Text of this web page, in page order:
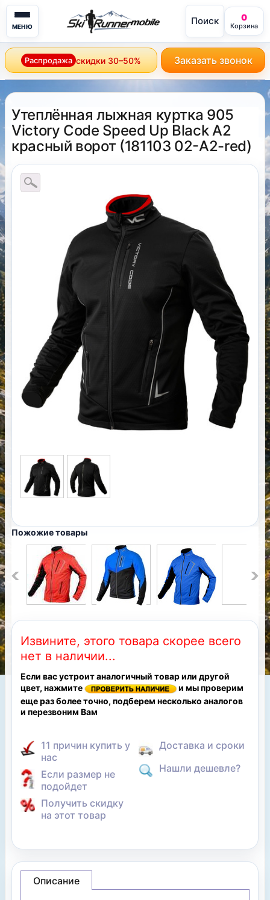
МЕНЮ mobile Поиск 0
Корзина
Распродажа скидки 30–50% Заказать звонок
Утеплённая лыжная куртка 905
Victory Code Speed Up Black A2
красный ворот (181103 02-A2-red)
Пожожие товары
Извините, этого товара скорее всего
нет в наличии...
Если вас устроит аналогичный товар или другой
цвет, нажмите
и мы проверим
еще раз более точно, подберем несколько аналогов
и перезвоним Вам
11 причин купить у
нас
Если размер не
подойдет
Получить скидку
на этот товар
Доставка и сроки
Нашли дешевле?
Описание